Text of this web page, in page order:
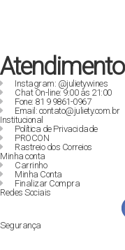
Atendimento
Instagram: @julietywines
Chat On-line: 9:00 às 21:00
Fone: 81 9 9861-0967
Email: contato@juliety.com.br
Institucional
Política de Privacidade
PROCON
Rastreio dos Correios
Minha conta
Carrinho
Minha Conta
Finalizar Compra
Redes Sociais
Segurança